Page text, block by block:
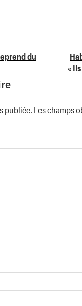
du
«
publiée. Les champs